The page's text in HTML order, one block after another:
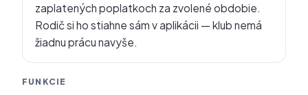
zaplatených poplatkoch za zvolené obdobie.
Rodič si ho stiahne sám v aplikácii — klub nemá
žiadnu prácu navyše.